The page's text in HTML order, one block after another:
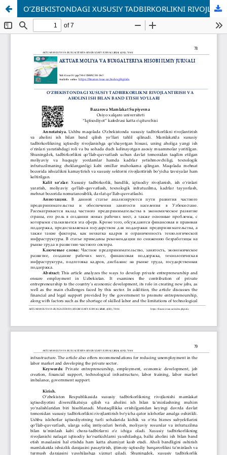
O’ZBEKISTONDAGI XUSUSIY TADBIRKORLIKNI RIVOJLANTIRISH VA AHOLINI ISH BILAN BAND ETISH YO’LLARI